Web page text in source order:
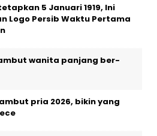
5 Januari 1919, Ini
Logo Persib Waktu Pertama
wanita panjang ber-
pria 2026, bikin yang